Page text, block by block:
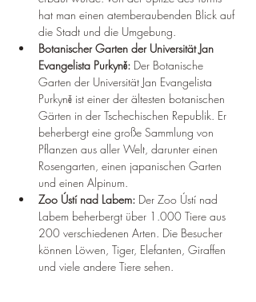
hat man einen atemberaubenden Blick auf
die Stadt und die Umgebung.
Botanischer Garten der Universität Jan
Evangelista Purkyně: Der Botanische
Garten der Universität Jan Evangelista
Purkyně ist einer der ältesten botanischen
Gärten in der Tschechischen Republik. Er
beherbergt eine große Sammlung von
Pflanzen aus aller Welt, darunter einen
Rosengarten, einen japanischen Garten
und einen Alpinum.
Zoo Ústí nad Labem: Der Zoo Ústí nad
Labem beherbergt über 1.000 Tiere aus
200 verschiedenen Arten. Die Besucher
können Löwen, Tiger, Elefanten, Giraffen
und viele andere Tiere sehen.